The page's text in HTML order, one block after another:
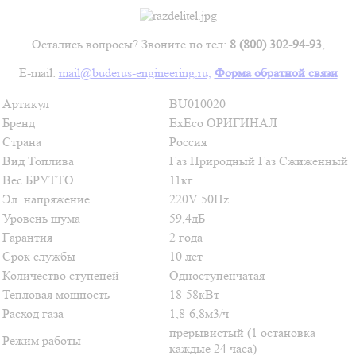
Остались вопросы? Звоните по тел: 8 (800) 302-94-93
E-mail: mail@buderus-engineering.ru, Форма обратной связи
Артикул
BU010020
Бренд
ExEco ОРИГИНАЛ
Страна
Россия
Вид Топлива
Газ Природный Газ Сжиженный
Вес БРУТТО
11кг
Эл. напряжение
220V 50Hz
Уровень шума
59,4дБ
Гарантия
2 года
Срок службы
10 лет
Количество ступеней
Одноступенчатая
Тепловая мощность
18-58кВт
Расход газа
1,8-6,8м3/ч
Режим работы
прерывистый (1 остановка
каждые 24 часа)